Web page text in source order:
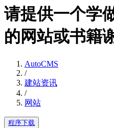
请提供一个学
的网站或书籍
AutoCMS
/
建站资讯
/
网站
程序下载